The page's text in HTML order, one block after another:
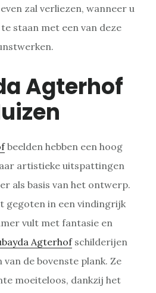
zal verliezen, wanneer u
staan met een van deze
Agterhof
beelden hebben een hoog
artistieke uitspattingen
als basis van het ontwerp.
gegoten in een vindingrijk
vult met fantasie en
Agterhofschilderijen
de bovenste plank. Ze
moeiteloos, dankzij het